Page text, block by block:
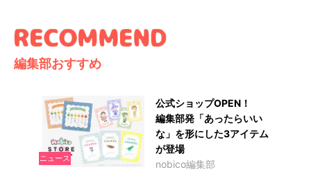
編集部おすすめ
ニュース
公式ショップOPEN！
編集部発「あったらいい
な」を形にした3アイテム
が登場
nobico編集部